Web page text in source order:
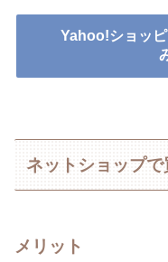
Yahoo!ショッ
ネットショップ
メリット